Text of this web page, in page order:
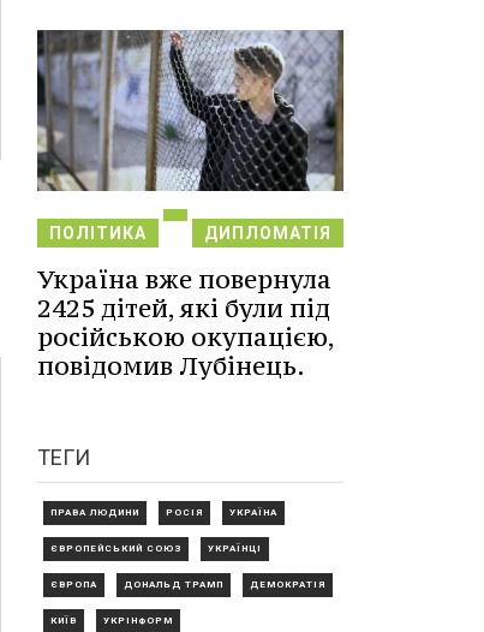
ПОЛІТИКА ДИПЛОМАТІЯ
Україна вже повернула
2425 дітей, які були під
російською окупацією,
повідомив Лубінець.
ТЕГИ
ПРАВА ЛЮДИНИ РОСІЯ УКРАЇНА
ЄВРОПЕЙСЬКИЙ СОЮЗ УКРАЇНЦІ
ЄВРОПА ДОНАЛЬД ТРАМП ДЕМОКРАТІЯ
КИЇВ УКРІНФОРМ